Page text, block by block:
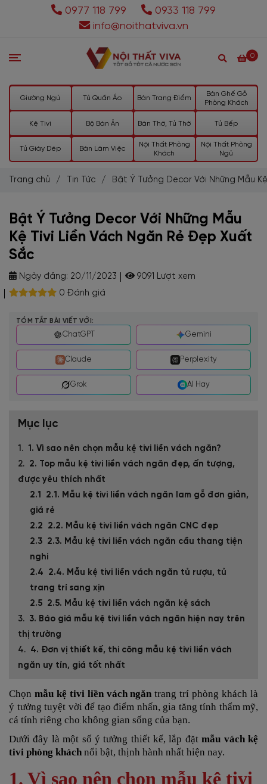
0977 118 799
0933 118 799
info@noithatviva.vn
0
Giường Ngủ Tủ Quần Áo Bàn Trang Điểm
Bàn Ghế Gỗ
Phòng Khách
Kệ Tivi Bộ Bàn Ăn Bàn Thờ, Tủ Thờ Tủ Bếp
Tủ Giày Dép Bàn Làm Việc
Nội Thất Phòng
Khách
Nội Thất Phòng
Ngủ
Trang chủ / Tin Tức / Bật Ý Tưởng Decor Với Những Mẫu
Bật Ý Tưởng Decor Với Những Mẫu
Kệ Tivi Liền Vách Ngăn Rẻ Đẹp Xuất
Sắc
Ngày đăng: 20/11/2023
9091 Lượt xem
0 Đánh giá
TÓM TẮT BÀI VIẾT VỚI:
ChatGPT Gemini
Claude Perplexity
Grok AI Hay
Mục lục
1. Vì sao nên chọn mẫu kệ tivi liền vách ngăn?
2. Top mẫu kệ tivi liền vách ngăn đẹp, ấn tượng,
được yêu thích nhất
2.1. Mẫu kệ tivi liền vách ngăn lam gỗ đơn giản,
giá rẻ
2.2. Mẫu kệ tivi liền vách ngăn CNC đẹp
2.3. Mẫu kệ tivi liền vách ngăn cầu thang tiện
nghi
2.4. Mẫu kệ tivi liền vách ngăn tủ rượu, tủ
trang trí sang xịn
2.5. Mẫu kệ tivi liền vách ngăn kệ sách
3. Báo giá mẫu kệ tivi liền vách ngăn hiện nay trên
thị trường
4. Đơn vị thiết kế, thi công mẫu kệ tivi liền vách
ngăn uy tín, giá tốt nhất
Chọn mẫu kệ tivi liền vách ngăntrang trí phòng khách là
ý tưởng tuyệt vời để tạo điểm nhấn, gia tăng tính thẩm mỹ,
cá tính riêng cho không gian sống của bạn.
Dưới đây là một số ý tưởng thiết kế, lắp đặtmẫu vách kệ
tivi phòng khách nổi bật, thịnh hành nhất hiện nay.
1. Vì sao nên chọn mẫu kệ tivi